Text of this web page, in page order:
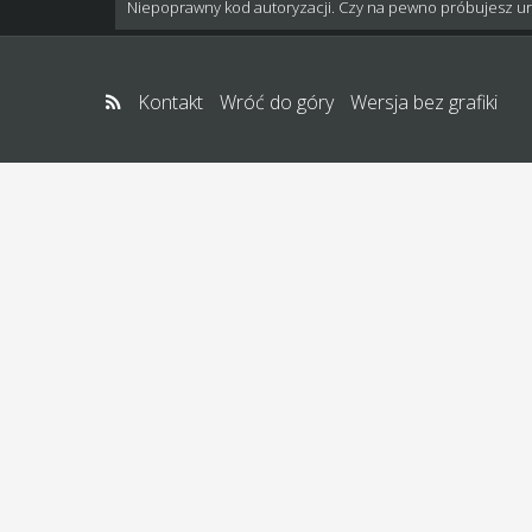
Niepoprawny kod autoryzacji. Czy na pewno próbujesz
Kontakt Wróć do góry Wersja bez grafiki